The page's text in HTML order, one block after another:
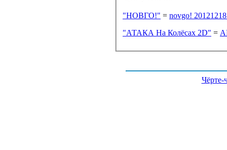
"НОВГО!" = novgo!
"АТАКА На Колёсах 2D" =
Чёрте-